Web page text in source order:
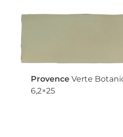
Provence Verte
6,2×25